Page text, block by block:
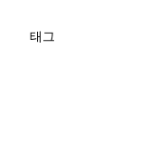
태그